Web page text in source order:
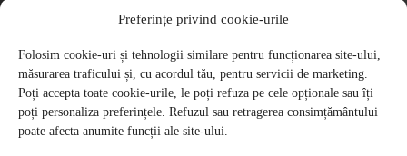
Preferințe privind cookie-urile
Folosim cookie-uri și tehnologii similare pentru funcționarea site-ului,
măsurarea traficului și, cu acordul tău, pentru servicii de marketing.
Poți accepta toate cookie-urile, le poți refuza pe cele opționale sau îți
poți personaliza preferințele. Refuzul sau retragerea consimțământului
poate afecta anumite funcții ale site-ului.
Retur
Cariere
Politica de Confidentialitate
Politica de cookie-uri